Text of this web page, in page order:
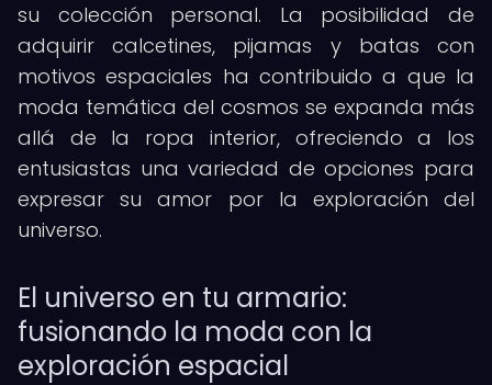
su colección personal. La posibilidad de
adquirir calcetines, pijamas y batas con
motivos espaciales ha contribuido a que la
moda temática del cosmos se expanda más
allá de la ropa interior, ofreciendo a los
entusiastas una variedad de opciones para
expresar su amor por la exploración del
universo.
El universo en tu armario:
fusionando la moda con la
exploración espacial